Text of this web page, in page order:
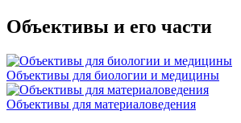
Объективы и его части
Объективы для биологии и медицины
Объективы для материаловедения